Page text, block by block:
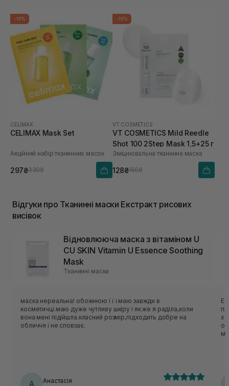
-10%
CELIMAX
CELIMAX Mask Set
Акційний набір тканинних масок
297₴330₴
-15%
VT COSMETICS
VT COSMETICS Mild Reedle
Shot 100 2Step Mask 1,5+25 г
Зміцнювальна тканинна маска
128₴150₴
Відгуки про Тканинні маски Екстракт рисових
висівок
Відновлююча маска з вітаміном U
CU SKIN Vitamin U Essence Soothing
Mask
Тканинні маски
маска нереальна! обожнюю її і маю завжди в
косметичці.маю дуже чутливу шкіру і як же я раділа,коли
вона мені підійшла.класний розмір,підходить добре на
обличчя і не сповзає.
А Анастасія